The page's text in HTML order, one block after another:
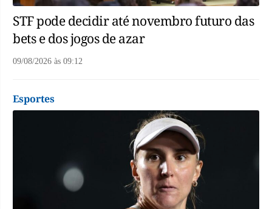
STF pode decidir até novembro futuro das
bets e dos jogos de azar
09/08/2026 às 09:12
Esportes